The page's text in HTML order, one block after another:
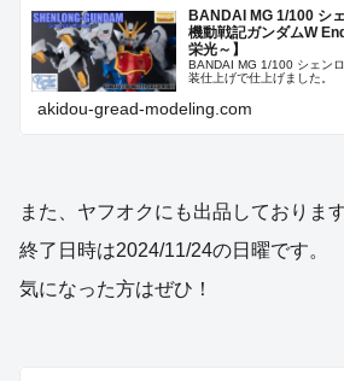
BANDAI MG 1/100 シ
機動戦記ガンダムW
栄光～】
BANDAI MG 1/100 シェン
装仕上げで仕上げました。
akidou-gread-modeling.com
また、ヤフオクにも出品しております
終了日時は2024/11/24の日曜です。
気になった方はぜひ！